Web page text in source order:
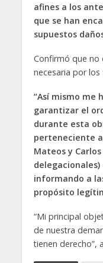
afines a los
que se han
supuestos
Confirmó que no
necesaria por
“Así mismo me
garantizar el
durante esta
perteneciente
Mateos y
informando a
propósito
“Mi principal
de nuestra
tienen derecho”,